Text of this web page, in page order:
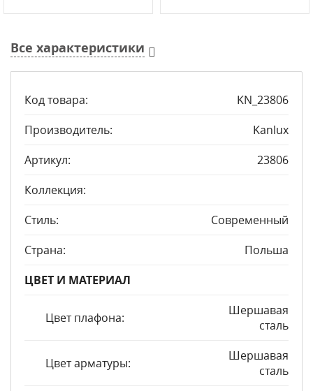
Все характеристики
Код товара:
KN_23806
Производитель:
Kanlux
Артикул:
23806
Коллекция:
Стиль:
Современный
Страна:
Польша
ЦВЕТ И МАТЕРИАЛ
Цвет плафона:
Шершавая
сталь
Цвет арматуры:
Шершавая
сталь